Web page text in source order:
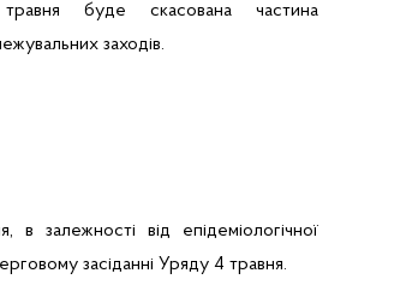
травня буде скасована
частина
заходів.
в залежності від епідеміологічної
засіданні Уряду 4 травня.